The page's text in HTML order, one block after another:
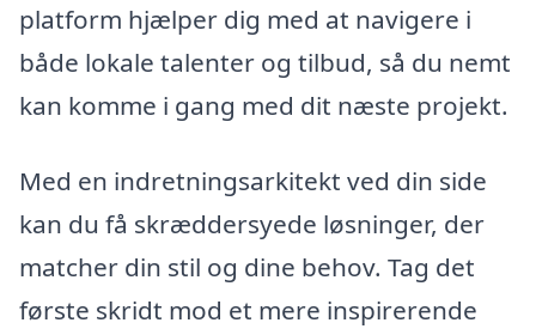
platform hjælper dig med at navigere i
både lokale talenter og tilbud, så du nemt
kan komme i gang med dit næste projekt.
Med en indretningsarkitekt ved din side
kan du få skræddersyede løsninger, der
matcher din stil og dine behov. Tag det
første skridt mod et mere inspirerende